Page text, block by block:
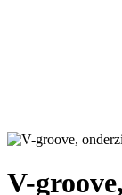
V-